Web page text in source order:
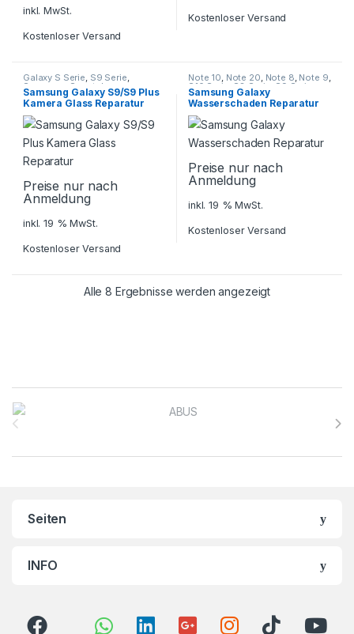
inkl. MwSt.
Kostenloser Versand
Kostenloser Versand
Galaxy S Serie, S9 Serie,
Samsung Smartphone
Reparatur
Samsung Galaxy S9/S9 Plus
Kamera Glass Reparatur
Preise nur nach
Anmeldung
inkl. 19 % MwSt.
Kostenloser Versand
Note 10, Note 20, Note 8, Note 9,
S10 Serie S8 Serie S9 Serie
Samsung, Smartphone
Reparatur
Samsung Galaxy
Wasserschaden Reparatur
Preise nur nach
Anmeldung
inkl. 19 % MwSt.
Kostenloser Versand
Alle 8 Ergebnisse werden angezeigt
Brands Carousel
Seiten
INFO